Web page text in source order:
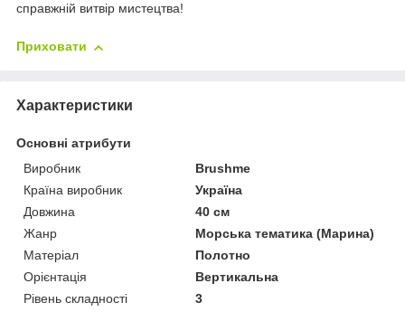
справжній витвір мистецтва!
Приховати
Характеристики
Основні атрибути
Виробник
Brushme
Країна виробник
Україна
Довжина
40 см
Жанр
Морська тематика (Марина)
Матеріал
Полотно
Орієнтація
Вертикальна
Рівень складності
3